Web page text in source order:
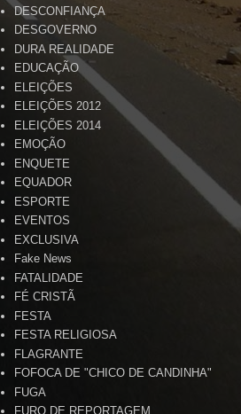
DESCONFIANÇA
DESGOVERNO
DURA REALIDADE
EDUCAÇÃO
ELEIÇÕES
ELEIÇÕES 2012
ELEIÇÕES 2014
EMOÇÃO
ENQUETE
EQUADOR
ESPORTE
EVENTOS
EXCLUSIVA
Fake News
FATALIDADE
FÉ CRISTÃ
FESTA
FESTA RELIGIOSA
FLAGRANTE
FOFOCA DE "CHICO DE CANDINHA"
FUGA
FURO DE REPORTAGEM